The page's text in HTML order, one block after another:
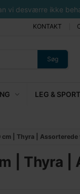
vi desværre ikke
KONTAKT
Søg
LEG & SPORT
cm | Thyra |
| Thyra